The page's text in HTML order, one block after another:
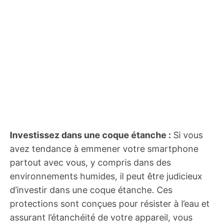
Investissez dans une coque étanche : Si vous
avez tendance à emmener votre smartphone
partout avec vous, y compris dans des
environnements humides, il peut être judicieux
d’investir dans une coque étanche. Ces
protections sont conçues pour résister à l’eau et
assurant l’étanchéité de votre appareil, vous